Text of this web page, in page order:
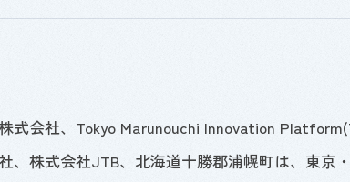
式会社、 Tokyo Marunouchi Innovation Platform(
、株式会社JTB、北海道十勝郡浦幌町は、東京